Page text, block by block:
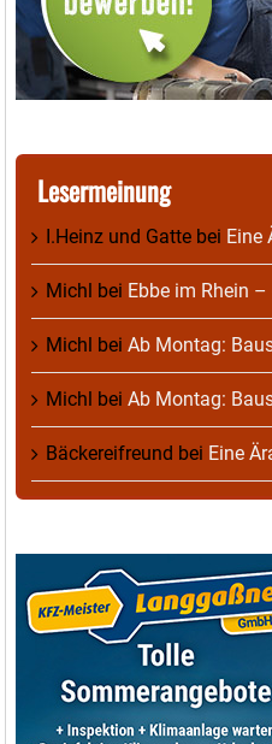
Lesermeinung
I.Heinz und Gatte bei Eine
Michl bei Ebbe im Rhein
Michl bei Ab Montag:
Michl bei Ab Montag:
Bäckereifreund bei Eine